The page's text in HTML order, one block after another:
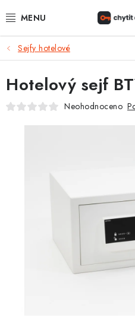
na
DŮM, BYT, ZAHRADA
ZÁMEČNICTVÍ -
KANCELÁŘ
PROTIPOŽÁRNÍ BATERIOVÉ
Sejfy hotelové
Hotelový sejf
Neohodnoceno